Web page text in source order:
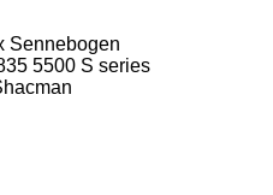
Sennebogen
5500 S series